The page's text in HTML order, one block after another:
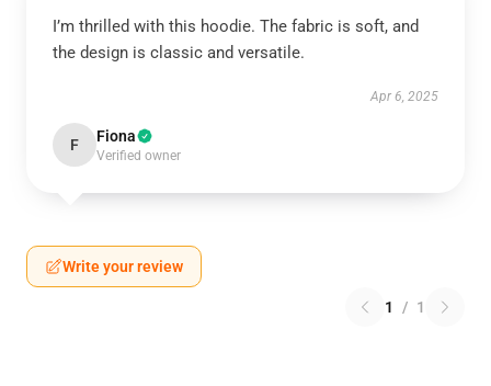
I’m thrilled with this hoodie. The fabric is soft, and
the design is classic and versatile.
Apr 6, 2025
F Fiona
Verified owner
Write your review
1 / 1